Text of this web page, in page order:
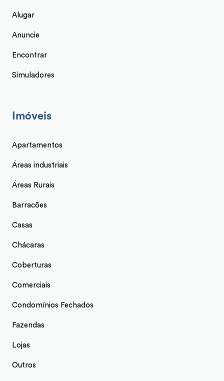
Alugar
Anuncie
Encontrar
Simuladores
Imóveis
Apartamentos
Áreas industriais
Áreas Rurais
Barracões
Casas
Chácaras
Coberturas
Comerciais
Condomínios Fechados
Fazendas
Lojas
Outros